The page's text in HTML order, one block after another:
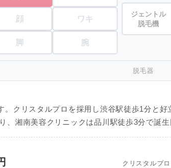
顔 ワキ
脚 腕
ジェントル
脱毛機
脱毛器
クリスタルプロを採用し渋谷駅徒歩1分と
湘南美容クリニックは品川駅徒歩3分で誕生
クリスタルプロ